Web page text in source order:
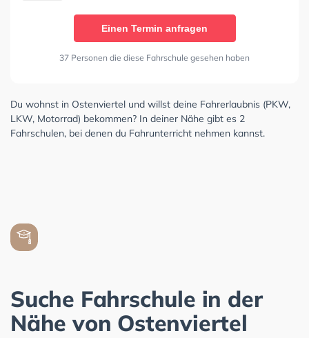
Einen Termin anfragen
37 Personen die diese Fahrschule gesehen haben
Du wohnst in Ostenviertel und willst deine Fahrerlaubnis (PKW,
LKW, Motorrad) bekommen? In deiner Nähe gibt es 2
Fahrschulen, bei denen du Fahrunterricht nehmen kannst.
Suche Fahrschule in der
Nähe von Ostenviertel